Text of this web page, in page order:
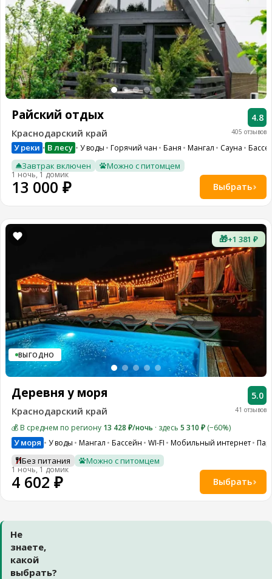
405 отзывов
4.8
Райский отдых
Краснодарский край
У реки • В лесу У воды Горячий чан Баня Мангал Сауна
Завтрак включен Можно с питомцем
1 ночь, 1 домик
13 000 ₽ Выбрать
🎁+1 381 ₽
ВЫГОДНО
41 отзывов
5.0
Деревня у моря
Краснодарский край
💰 В среднем по региону 13 428 ₽/ночь · здесь 5 310 ₽ (−60%)
У моря У воды Мангал Бассейн WI-FI Мобильный интернет
Без питания Можно с питомцем
1 ночь, 1 домик
4 602 ₽ Выбрать
Не
знаете,
какой
выбрать?